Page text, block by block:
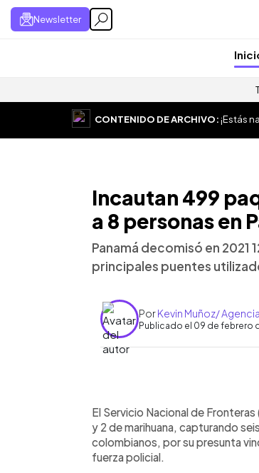
Newsletter
CONTENIDO DE ARCHIVO:¡Estás
Incautan 499
a 8 personas en
Panamá decomisó en 2021
principales puentes
PorKevin Muñoz/
Publicado el 09 de febrero
► Escuchar artículo
El Servicio Nacional de
y 2 de marihuana, capturando
colombianos, por su presunta
fuerza policial.